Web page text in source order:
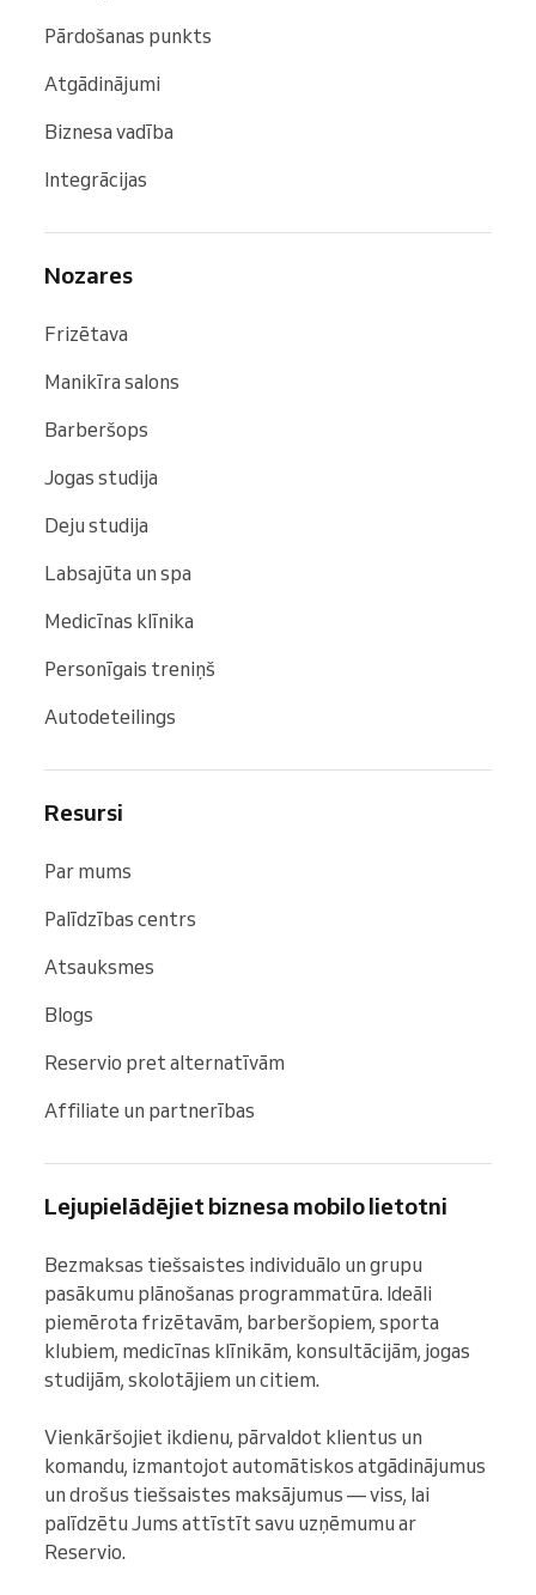
Pārdošanas punkts
Atgādinājumi
Biznesa vadība
Integrācijas
Nozares
Frizētava
Manikīra salons
Barberšops
Jogas studija
Deju studija
Labsajūta un spa
Medicīnas klīnika
Personīgais treniņš
Autodeteilings
Resursi
Par mums
Palīdzības centrs
Atsauksmes
Blogs
Reservio pret alternatīvām
Affiliate un partnerības
Lejupielādējiet biznesa mobilo lietotni
Bezmaksas tiešsaistes individuālo un grupu
pasākumu plānošanas programmatūra. Ideāli
piemērota frizētavām, barberšopiem, sporta
klubiem, medicīnas klīnikām, konsultācijām, jogas
studijām, skolotājiem un citiem.
Vienkāršojiet ikdienu, pārvaldot klientus un
komandu, izmantojot automātiskos atgādinājumus
un drošus tiešsaistes maksājumus — viss, lai
palīdzētu Jums attīstīt savu uzņēmumu ar
Reservio.